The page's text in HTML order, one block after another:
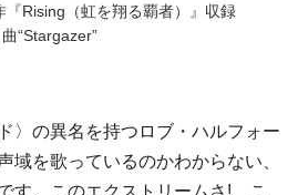
『Rising（虹を翔る覇者）』収録
曲“Stargazer”
〉の異名を持つロブ・ハルフォー
域を歌っているのかわからない、
す。このエクストリームさ! こ